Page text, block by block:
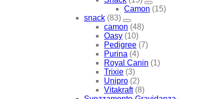
Camon (15)
snack (83)
camon (48)
Oasy (10)
Pedigree (7)
Purina (4)
Royal Canin (1)
Trixie (3)
Unipro (2)
Vitakraft (8)